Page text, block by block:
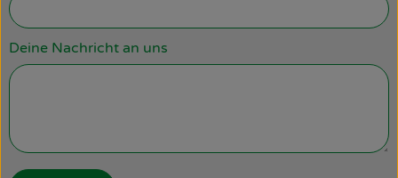
Deine Nachricht an uns